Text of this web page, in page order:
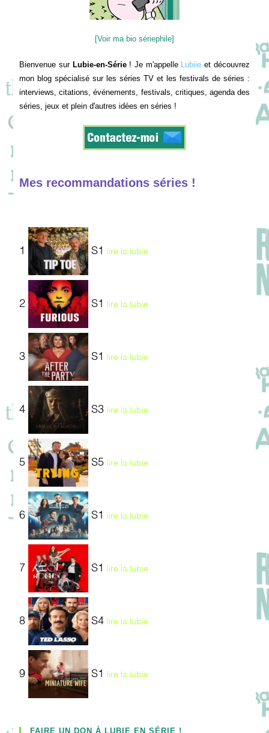
[Voir ma bio sériephile]
Bienvenue sur Lubie-en-Série! Je m'appelle Lubiie et découvrez
mon blog spécialisé sur les séries TV et les festivals de séries :
interviews, citations, événements, festivals, critiques, agenda des
séries, jeux et plein d'autres idées en séries !
Mes recommandations séries !
1 S1 lire la lubie
2 S1 lire la lubie
3 S1 lire la lubie
4 S3 lire la lubie
5 S5 lire la lubie
6 S1 lire la lubie
7 S1 lire la lubie
8 S4 lire la lubie
9 S1 lire la lubie
FAIRE UN DON À LUBIE EN SÉRIE !